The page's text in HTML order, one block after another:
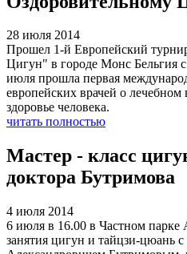
28 июля 2014
Прошел 1-й Европейский
Цигун" в городе Монс Бельгия
июля прошла первая
европейских врачей о лечебном
здоровье человека.
читать полностью
Мастер - класс
доктора Бутримова
4 июля 2014
6 июля в 16.00 в Частном парке
занятия цигун и тайцзи-цюань